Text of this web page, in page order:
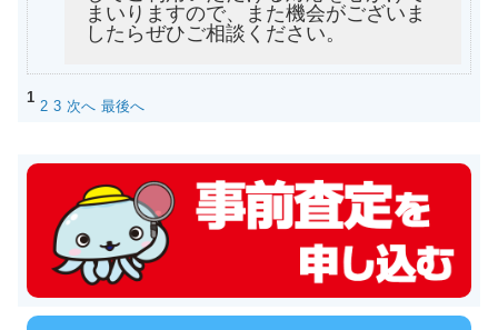
まいりますので、また機会がございま
したらぜひご相談ください。
1
2 3 次へ 最後へ